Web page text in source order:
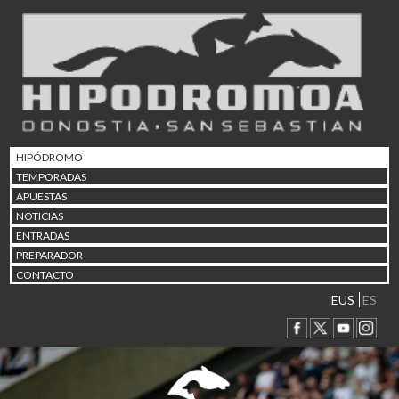
HIPÓDROMO
TEMPORADAS
APUESTAS
NOTICIAS
ENTRADAS
PREPARADOR
CONTACTO
EUS ES
02/08 17:30 Abuztuaren 2a / 2 de
Abuztuaren 9a / 9 de
12/08 12:24 Abuztaren 12a / 12 de
15/08 17:05 Abuztuaren 15a / 15 de
23/08 17:30 Abuztuaren 23a / 23 de
30/08 17:30 Abuztuaren 30a / 30 de
02/09 11:15
06/09 17:30 Irailaren 6a / 6 de
Irailaren 13a / 13 de
30/09 11:30 Irailaren 30a / 30 de